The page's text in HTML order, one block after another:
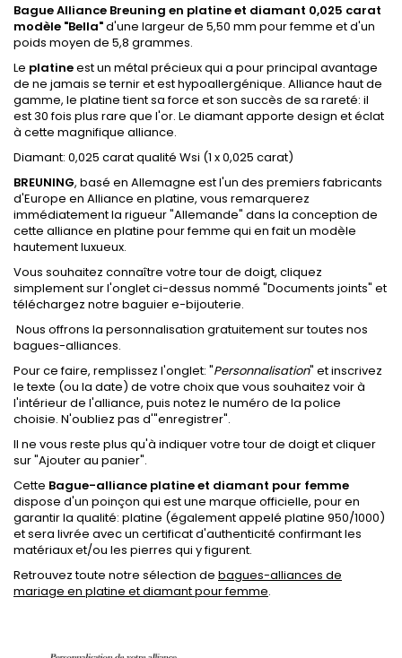
Bague Alliance Breuning en platine et diamant 0,025 carat
modèle "Bella"d'une largeur de 5,50 mm pour femme et d'un
poids moyen de 5,8 grammes.
Le platineest un métal précieux qui a pour principal avantage
de ne jamais se ternir et est hypoallergénique. Alliance haut de
gamme, le platine tient sa force et son succès de sa rareté: il
est 30 fois plus rare que l'or. Le diamant apporte design et éclat
à cette magnifique alliance.
Diamant: 0,025 carat qualité Wsi (1 x 0,025 carat)
BREUNING, basé en Allemagne est l'un des premiers fabricants
d'Europe en Alliance en platine, vous remarquerez
immédiatement la rigueur "Allemande" dans la conception de
cette alliance en platine pour femme qui en fait un modèle
hautement luxueux.
Vous souhaitez connaître votre tour de doigt, cliquez
simplement sur l'onglet ci-dessus nommé "Documents joints" et
téléchargez notre baguier e-bijouterie.
Nous offrons la personnalisation gratuitement sur toutes nos
bagues-alliances.
Pour ce faire, remplissez l'onglet: "Personnalisation" et inscrivez
le texte (ou la date) de votre choix que vous souhaitez voir à
l'intérieur de l'alliance, puis notez le numéro de la police
choisie. N'oubliez pas d'"enregistrer".
Il ne vous reste plus qu'à indiquer votre tour de doigt et cliquer
sur "Ajouter au panier".
Cette Bague-alliance platine et diamant pour femme
dispose d'un poinçon qui est une marque officielle, pour en
garantir la qualité: platine (également appelé platine 950/1000)
et sera livrée avec un certificat d'authenticité confirmant les
matériaux et/ou les pierres qui y figurent.
Retrouvez toute notre sélection de bagues-alliances de
mariage en platine et diamant pour femme.